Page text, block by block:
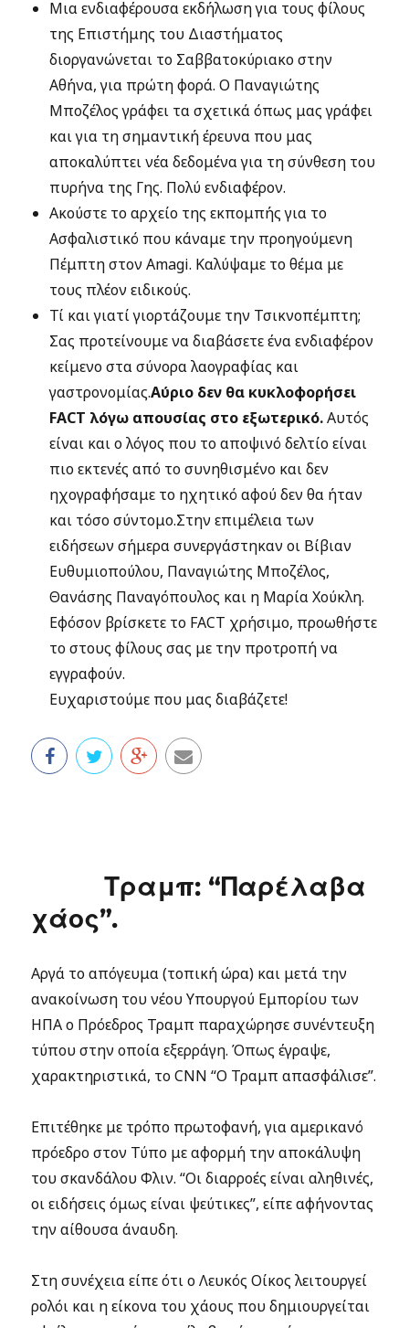
Μια ενδιαφέρουσα εκδήλωση για τους φίλους
της Επιστήμης του Διαστήματος
διοργανώνεται το Σαββατοκύριακο στην
Αθήνα, για πρώτη φορά. Ο Παναγιώτης
Μποζέλος γράφει τα σχετικά όπως μας γράφει
και για τη σημαντική έρευνα που μας
αποκαλύπτει νέα δεδομένα για τη σύνθεση του
πυρήνα της Γης. Πολύ ενδιαφέρον.
Ακούστε το αρχείο της εκπομπής για το
Ασφαλιστικό που κάναμε την προηγούμενη
Πέμπτη στον Amagi. Καλύψαμε το θέμα με
τους πλέον ειδικούς.
Τί και γιατί γιορτάζουμε την Τσικνοπέμπτη;
Σας προτείνουμε να διαβάσετε ένα ενδιαφέρον
κείμενο στα σύνορα λαογραφίας και
γαστρονομίας.Αύριο δεν θα κυκλοφορήσει
FACT λόγω απουσίας στο εξωτερικό.Αυτός
είναι και ο λόγος που το αποψινό δελτίο είναι
πιο εκτενές από το συνηθισμένο και δεν
ηχογραφήσαμε το ηχητικό αφού δεν θα ήταν
και τόσο σύντομο.Στην επιμέλεια των
ειδήσεων σήμερα συνεργάστηκαν οι Βίβιαν
Ευθυμιοπούλου, Παναγιώτης Μποζέλος,
Θανάσης Παναγόπουλος και η Μαρία Χούκλη.
Εφόσον βρίσκετε το FACT χρήσιμο, προωθήστε
το στους φίλους σας με την προτροπή να
εγγραφούν.
Ευχαριστούμε που μας διαβάζετε!
Τραμπ: “Παρέλαβα
χάος”.
Αργά το απόγευμα (τοπική ώρα) και μετά την
ανακοίνωση του νέου Υπουργού Εμπορίου των
ΗΠΑ ο Πρόεδρος Τραμπ παραχώρησε συνέντευξη
τύπου στην οποία εξερράγη. Όπως έγραψε,
χαρακτηριστικά, το CNN “Ο Τραμπ απασφάλισε”.
Επιτέθηκε με τρόπο πρωτοφανή, για αμερικανό
πρόεδρο στον Τύπο με αφορμή την αποκάλυψη
του σκανδάλου Φλιν. “Οι διαρροές είναι αληθινές,
οι ειδήσεις όμως είναι ψεύτικες”, είπε αφήνοντας
την αίθουσα άναυδη.
Στη συνέχεια είπε ότι ο Λευκός Οίκος λειτουργεί
ρολόι και η είκονα του χάους που δημιουργείται